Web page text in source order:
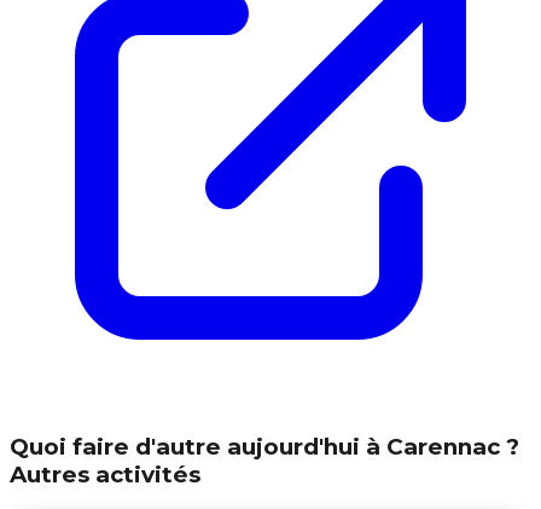
Quoi faire d'autre aujourd'hui à Carennac ?
Autres activités